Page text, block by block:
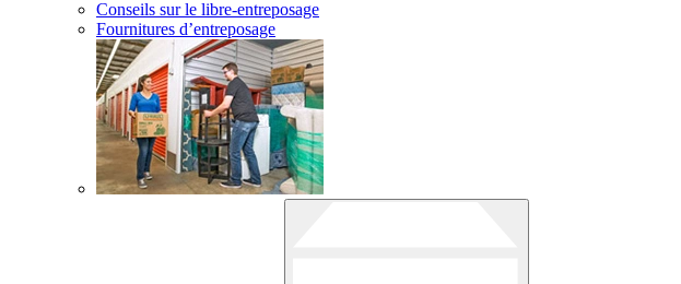
Conseils sur le libre-entreposage
Fournitures d’entreposage